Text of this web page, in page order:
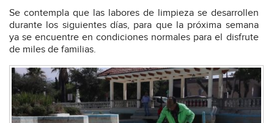
Se contempla que las labores de limpieza se desarrollen
durante los siguientes días, para que la próxima semana
ya se encuentre en condiciones normales para el disfrute
de miles de familias.